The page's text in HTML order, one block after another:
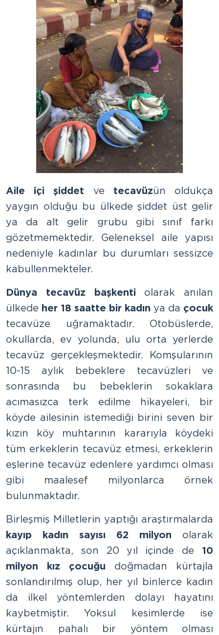
Aile içi şiddet ve tecavüzün oldukça
yaygın olduğu bu ülkede şiddet üst gelir
ya da alt gelir grubu gibi sınıf farkı
gözetmemektedir. Geleneksel aile yapısı
nedeniyle kadınlar bu durumları sessizce
kabullenmekteler.
Dünya tecavüz başkenti olarak anılan
ülkede her 18 saatte bir kadın ya da çocuk
tecavüze uğramaktadır. Otobüslerde,
okullarda, ev yolunda, ulu orta yerlerde
tecavüz gerçekleşmektedir. Komşularının
10-15 aylık bebeklere tecavüzleri ve
sonrasında bu bebeklerin sokaklara
acımasızca terk edilme hikayeleri, bir
köyde ailesinin istemediği birini seven bir
kızın köy muhtarının kararıyla köydeki
tüm erkeklerin tecavüz etmesi, erkeklerin
eşlerine tecavüz edenlere yardımcı olması
gibi maalesef milyonlarca örnek
bulunmaktadır.
Birleşmiş Milletlerin yaptığı araştırmalarda
kayıp kadın sayısı 62 milyon olarak
açıklanmakta, son 20 yıl içinde de 10
milyon kız çocuğu doğmadan kürtajla
sonlandırılmış olup, her yıl binlerce kadın
da ilkel yöntemlerden dolayı hayatını
kaybetmiştir. Yoksul kesimlerde ise
kürtajın pahalı bir yöntem olması